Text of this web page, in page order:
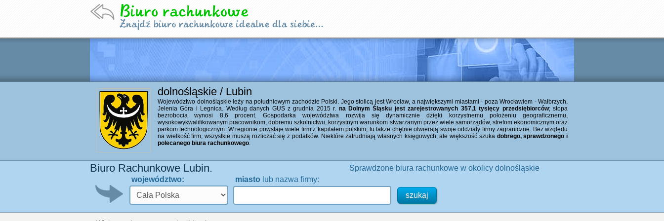
dolnośląskie / Lubin
Województwo dolnośląskie leży na południowym zachodzie Polski. Jego stolicą jest Wrocław, a największymi miastami - poza Wrocławiem - Wałbrzych,
Jelenia Góra i Legnica. Według danych GUS z grudnia 2015 r. na Dolnym Śląsku jest zarejestrowanych 357,1 tysięcy przedsiębiorców; stopa
bezrobocia wynosi 8,6 procent. Gospodarka województwa rozwija się dynamicznie dzięki korzystnemu położeniu geograficznemu,
wysokowykwalifikowanym pracownikom, dobremu szkolnictwu, korzystnym warunkom stwarzanym przez wiele samorządów, strefom ekonomicznym oraz
parkom technologicznym. W regionie powstaje wiele firm z kapitałem polskim; tu także chętnie otwierają swoje oddziały firmy zagraniczne. Bez względu
na wielkość firm, wszystkie muszą rozliczać się z podatków. Niektóre zatrudniają własnych księgowych, ale większość szuka dobrego, sprawdzonego i
polecanego biura rachunkowego.
Biuro Rachunkowe Lubin.
Sprawdzone biura rachunkowe w okolicy dolnośląskie
województwo:
miasto lub nazwa firmy: